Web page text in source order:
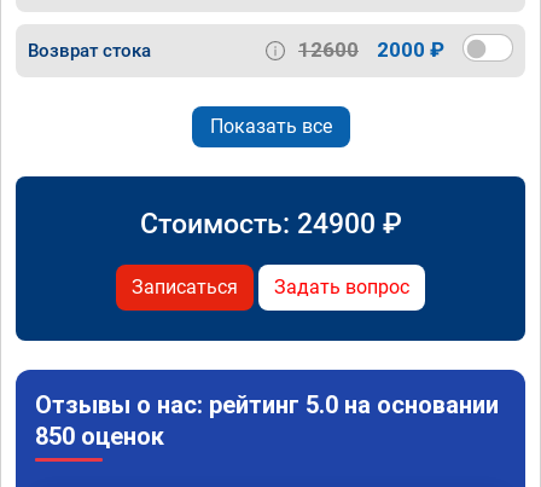
Возврат стока 12600 2000 ₽
Показать все
Стоимость: 24900 ₽
Записаться Задать вопрос
Отзывы о нас: рейтинг 5.0 на основании
850 оценок